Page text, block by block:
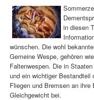
in diesen
wünschen. Die wohl
Gemeine Wespe, gehören
Faltenwespen. Die in
und ein wichtiger
Fliegen und Bremsen an
Gleichgewicht bei.